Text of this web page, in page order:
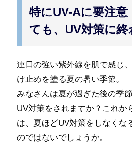
特にUV-Aに要注意
ても、UV対策に終
連日の強い紫外線を肌で感じ
け止めを塗る夏の暑い季節。
みなさんは夏が過ぎた後の季
UV対策をされますか？これか
は、夏ほどUV対策をしなくな
のではないでしょうか。